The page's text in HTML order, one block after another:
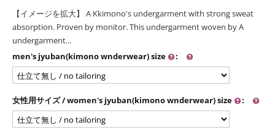
【イメージを拡大】 A Kkimono's undergarment with strong sweat
absorption. Proven by monitor. This undergarment woven by A
undergarment...
men's jyuban(kimono wnderwear) size
:
女性用サイズ / women's jyuban(kimono wnderwear) size :